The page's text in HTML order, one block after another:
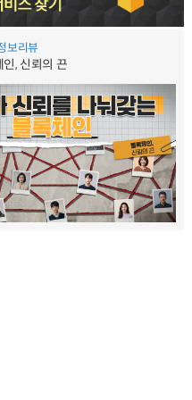
보리뷰
, 신뢰의 끈